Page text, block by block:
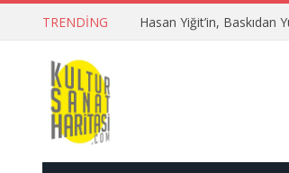
TRENDING Hasan Yiğit’in, Baskıdan